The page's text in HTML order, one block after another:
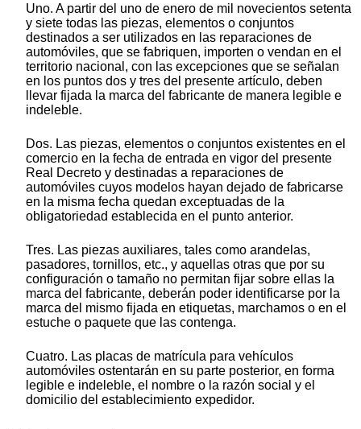
Uno. A partir del uno de enero de mil novecientos setenta
y siete todas las piezas, elementos o conjuntos
destinados a ser utilizados en las reparaciones de
automóviles, que se fabriquen, importen o vendan en el
territorio nacional, con las excepciones que se señalan
en los puntos dos y tres del presente artículo, deben
llevar fijada la marca del fabricante de manera legible e
indeleble.
Dos. Las piezas, elementos o conjuntos existentes en el
comercio en la fecha de entrada en vigor del presente
Real Decreto y destinadas a reparaciones de
automóviles cuyos modelos hayan dejado de fabricarse
en la misma fecha quedan exceptuadas de la
obligatoriedad establecida en el punto anterior.
Tres. Las piezas auxiliares, tales como arandelas,
pasadores, tornillos, etc., y aquellas otras que por su
configuración o tamaño no permitan fijar sobre ellas la
marca del fabricante, deberán poder identificarse por la
marca del mismo fijada en etiquetas, marchamos o en el
estuche o paquete que las contenga.
Cuatro. Las placas de matrícula para vehículos
automóviles ostentarán en su parte posterior, en forma
legible e indeleble, el nombre o la razón social y el
domicilio del establecimiento expedidor.